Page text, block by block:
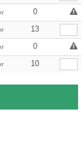
0
13
0
10